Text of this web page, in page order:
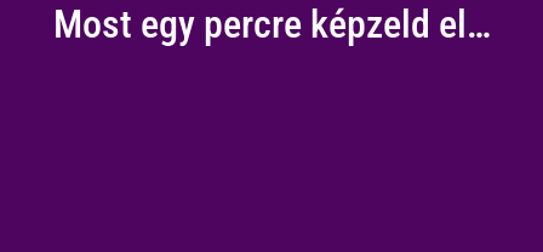
Most egy percre képzeld el…